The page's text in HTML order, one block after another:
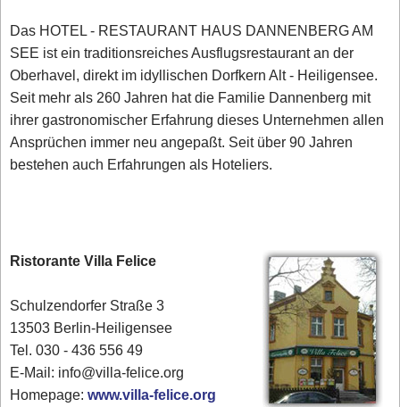
Das HOTEL - RESTAURANT HAUS DANNENBERG AM
SEE ist ein traditionsreiches Ausflugsrestaurant an der
Oberhavel, direkt im idyllischen Dorfkern Alt - Heiligensee.
Seit mehr als 260 Jahren hat die Familie Dannenberg mit
ihrer gastronomischer Erfahrung dieses Unternehmen allen
Ansprüchen immer neu angepaßt. Seit über 90 Jahren
bestehen auch Erfahrungen als Hoteliers.
Ristorante Villa Felice
Schulzendorfer Straße 3
13503 Berlin-Heiligensee
Tel. 030 - 436 556 49
E-Mail: info@villa-felice.org
Homepage:www.villa-felice.org